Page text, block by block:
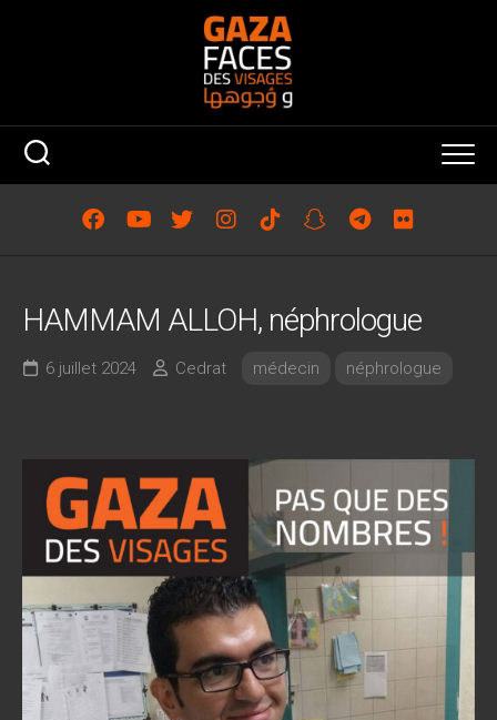
HAMMAM ALLOH, néphrologue
6 juillet 2024 Cedrat médecin néphrologue